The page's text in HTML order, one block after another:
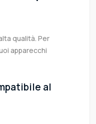
qualità. Per
apparecchi
al